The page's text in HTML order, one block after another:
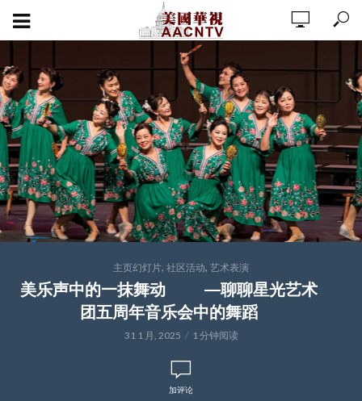
主页幻灯片, 社区活动, 艺术表演
美乐声中的一抹舞动 —聊聊星光艺术
团五周年音乐会中的舞蹈
31 1 月, 2025 1 分钟阅读
加评论